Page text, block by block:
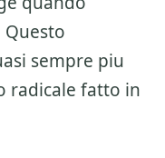
sempre piu
radicale fatto in